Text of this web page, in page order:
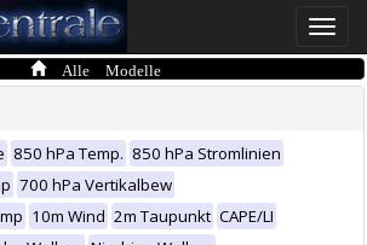
Toggle
Alle Modelle
850 hPa Temp. 850 hPa Stromlinien
700 hPa Vertikalbew
10m Wind 2m Taupunkt CAPE/LI